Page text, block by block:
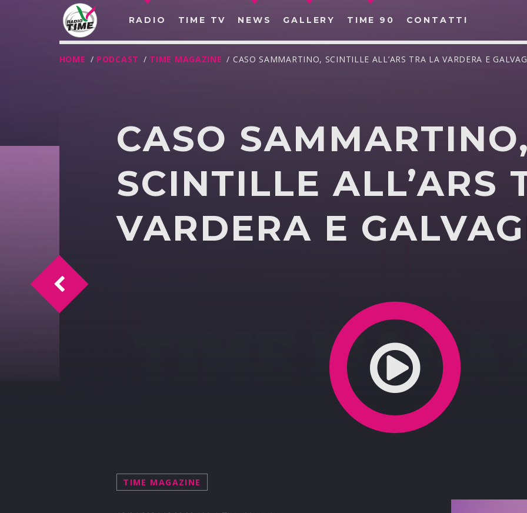
RADIO TIME TV NEWS GALLERY TIME 90 CONTATTI
CERCA NEL SITO WEB:
HOME / PODCAST / TIME MAGAZINE / CASO SAMMARTINO, SCINTILLE ALL’ARS TRA LA VARDERA E
CASO SAMMARTINO,
SCINTILLE ALL’ARS
VARDERA E
TIME MAGAZINE
Servizi per i disabili